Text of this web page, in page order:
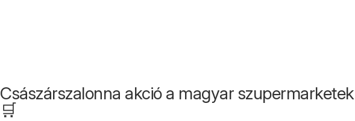
Császárszalonna akció a magyar
🛒